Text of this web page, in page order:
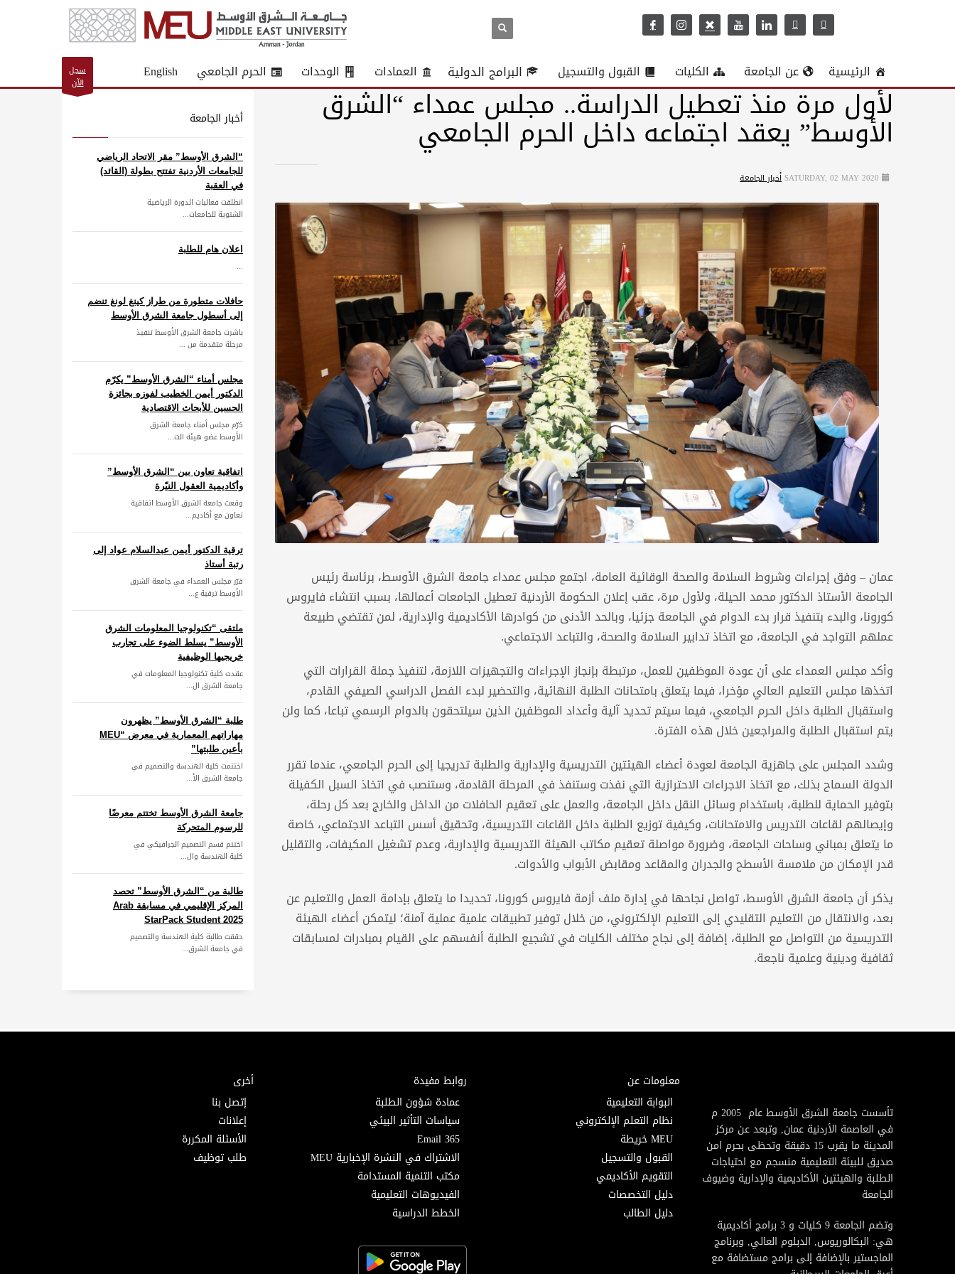
الرئيسية عن الجامعة الكليات القبول والتسجيل البرامج الدولية العمادات الوحدات الحرم الجامعي English
سجل
الآن
لأول مرة منذ تعطيل الدراسة.. مجلس عمداء “الشرق
الأوسط” يعقد اجتماعه داخل الحرم الجامعي
SATURDAY, 02 MAY 2020 أخبار الجامعة
عمان – وفق إجراءات وشروط السلامة والصحة الوقائية العامة، اجتمع مجلس عمداء جامعة الشرق الأوسط، برئاسة رئيس
الجامعة الأستاذ الدكتور محمد الحيلة، ولأول مرة، عقب إعلان الحكومة الأردنية تعطيل الجامعات أعمالها، بسبب انتشاء فايروس
كورونا، والبدء بتنفيذ قرار بدء الدوام في الجامعة جزئيا، وبالحد الأدنى من كوادرها الأكاديمية والإدارية، لمن تقتضي طبيعة
عملهم التواجد في الجامعة، مع اتخاذ تدابير السلامة والصحة، والتباعد الاجتماعي.
وأكد مجلس العمداء على أن عودة الموظفين للعمل، مرتبطة بإنجاز الإجراءات والتجهيزات اللازمة، لتنفيذ جملة القرارات التي
اتخذها مجلس التعليم العالي مؤخرا، فيما يتعلق بامتحانات الطلبة النهائية، والتحضير لبدء الفصل الدراسي الصيفي القادم،
واستقبال الطلبة داخل الحرم الجامعي، فيما سيتم تحديد آلية وأعداد الموظفين الذين سيلتحقون بالدوام الرسمي تباعا، كما ولن
يتم استقبال الطلبة والمراجعين خلال هذه الفترة.
وشدد المجلس على جاهزية الجامعة لعودة أعضاء الهيئتين التدريسية والإدارية والطلبة تدريجيا إلى الحرم الجامعي، عندما تقرر
الدولة السماح بذلك، مع اتخاذ الاجراءات الاحترازية التي نفذت وستنفذ في المرحلة القادمة، وستنصب في اتخاذ السبل الكفيلة
بتوفير الحماية للطلبة، باستخدام وسائل النقل داخل الجامعة، والعمل على تعقيم الحافلات من الداخل والخارج بعد كل رحلة،
وإيصالهم لقاعات التدريس والامتحانات، وكيفية توزيع الطلبة داخل القاعات التدريسية، وتحقيق أسس التباعد الاجتماعي، خاصة
ما يتعلق بمباني وساحات الجامعة، وضرورة مواصلة تعقيم مكاتب الهيئة التدريسية والإدارية، وعدم تشغيل المكيفات، والتقليل
قدر الإمكان من ملامسة الأسطح والجدران والمقاعد ومقابض الأبواب والأدوات.
يذكر أن جامعة الشرق الأوسط، تواصل نجاحها في إدارة ملف أزمة فايروس كورونا، تحديدا ما يتعلق بإدامة العمل والتعليم عن
بعد، والانتقال من التعليم التقليدي إلى التعليم الإلكتروني، من خلال توفير تطبيقات علمية عملية آمنة؛ ليتمكن أعضاء الهيئة
التدريسية من التواصل مع الطلبة، إضافة إلى نجاح مختلف الكليات في تشجيع الطلبة أنفسهم على القيام بمبادرات لمسابقات
ثقافية ودينية وعلمية ناجعة.
أخبار الجامعة
“الشرق الأوسط” مقر الاتحاد الرياضي
للجامعات الأردنية تفتتح بطولة (القائد)
في العقبة
انطلقت فعاليات الدورة الرياضية
الشتوية للجامعات...
اعلان هام للطلبة
...
حافلات متطورة من طراز كينغ لونغ تنضم
إلى أسطول جامعة الشرق الأوسط
باشرت جامعة الشرق الأوسط تنفيذ
مرحلة متقدمة من ...
مجلس أمناء “الشرق الأوسط” يكرّم
الدكتور أيمن الخطيب لفوزه بجائزة
الحسين للأبحاث الاقتصادية
كرّم مجلس أمناء جامعة الشرق
الأوسط عضو هيئة الت...
اتفاقية تعاون بين “الشرق الأوسط”
وأكاديمية العقول النيّرة
وقعت جامعة الشرق الأوسط اتفاقية
تعاون مع أكاديم...
ترقية الدكتور أيمن عبدالسلام عواد إلى
رتبة أستاذ
قرّر مجلس العمداء في جامعة الشرق
الأوسط ترقية ع...
ملتقى “تكنولوجيا المعلومات الشرق
الأوسط” يسلط الضوء على تجارب
خريجيها الوظيفية
عقدت كلية تكنولوجيا المعلومات في
جامعة الشرق ال...
طلبة “الشرق الأوسط” يظهرون
مهاراتهم المعمارية في معرض “MEU
بأعين طلبتها”
اختتمت كلية الهندسة والتصميم في
جامعة الشرق الأ...
جامعة الشرق الأوسط تختتم معرضًا
للرسوم المتحركة
اختتم قسم التصميم الجرافيكي في
كلية الهندسة وال...
طالبة من “الشرق الأوسط” تحصد
المركز الإقليمي في مسابقة Arab
StarPack Student 2025
حققت طالبة كلية الهندسة والتصميم
في جامعة الشرق...
تأسست جامعة الشرق الأوسط عام 2005 م
في العاصمة الأردنية عمان, وتبعد عن مركز
المدينة ما يقرب 15 دقيقة وتحظى بحرم امن
صديق للبيئة التعليمية منسجم مع احتياجات
الطلبة والهيئتين الأكاديمية والإدارية وضيوف
الجامعة
وتضم الجامعة 9 كليات و 3 برامج أكاديمية
هي: البكالوريوس, الدبلوم العالي, وبرنامج
الماجستير بالإضافة إلى برامج مستضافة مع
معلومات عن
البوابة التعليمية
نظام التعلم الإلكتروني
MEU خريطة
القبول والتسجيل
التقويم الأكاديمي
دليل التخصصات
دليل الطالب
روابط مفيدة
عمادة شؤون الطلبة
سياسات التأثير البيئي
Email 365
الاشتراك في النشرة الإخبارية MEU
مكتب التنمية المستدامة
الفيديوهات التعليمية
الخطط الدراسية
أخرى
إتصل بنا
إعلانات
الأسئلة المكررة
طلب توظيف